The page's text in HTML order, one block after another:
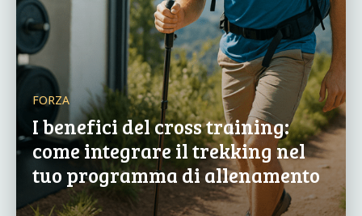
FORZA
I benefici del cross training:
come integrare il trekking nel
tuo programma di allenamento